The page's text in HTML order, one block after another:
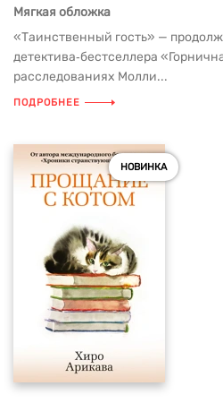
Мягкая обложка
«Таинственный гость» —
детектива‑бестселлера
расследованиях Молли...
ПОДРОБНЕЕ
НОВИНКА